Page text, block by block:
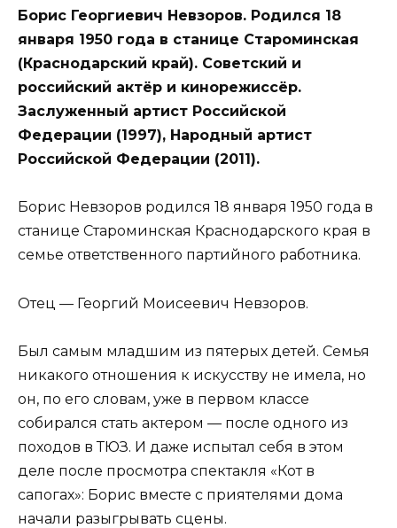
Борис Георгиевич Невзоров. Родился 18
января 1950 года в станице Староминская
(Краснодарский край). Советский и
российский актёр и кинорежиссёр.
Заслуженный артист Российской
Федерации (1997), Народный артист
Российской Федерации (2011).
Борис Невзоров родился 18 января 1950 года в
станице Староминская Краснодарского края в
семье ответственного партийного работника.
Отец — Георгий Моисеевич Невзоров.
Был самым младшим из пятерых детей. Семья
никакого отношения к искусству не имела, но
он, по его словам, уже в первом классе
собирался стать актером — после одного из
походов в ТЮЗ. И даже испытал себя в этом
деле после просмотра спектакля «Кот в
сапогах»: Борис вместе с приятелями дома
начали разыгрывать сцены.